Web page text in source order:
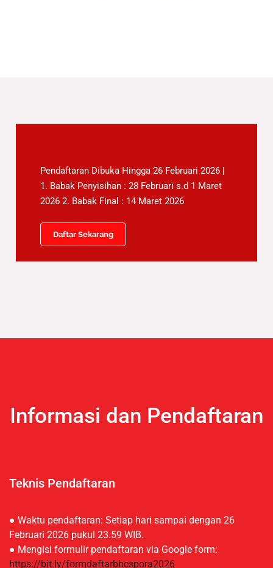
Pendaftaran Dibuka Hingga 26 Februari 2026 |
1. Babak Penyisihan : 28 Februari s.d 1 Maret
2026 2. Babak Final : 14 Maret 2026
Daftar Sekarang
Informasi dan Pendaftaran
Teknis Pendaftaran
● Waktu pendaftaran: Setiap hari sampai dengan 26
Februari 2026 pukul 23.59 WIB.
● Mengisi formulir pendaftaran via Google form:
https://bit.ly/formdaftarbbcspora2026